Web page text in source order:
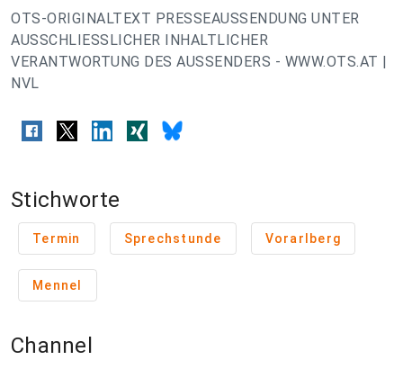
OTS-ORIGINALTEXT PRESSEAUSSENDUNG UNTER
AUSSCHLIESSLICHER INHALTLICHER
VERANTWORTUNG DES AUSSENDERS - WWW.OTS.AT |
NVL
Stichworte
Termin Sprechstunde Vorarlberg
Mennel
Channel